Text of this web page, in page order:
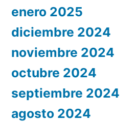
enero 2025
diciembre 2024
noviembre 2024
octubre 2024
septiembre 2024
agosto 2024